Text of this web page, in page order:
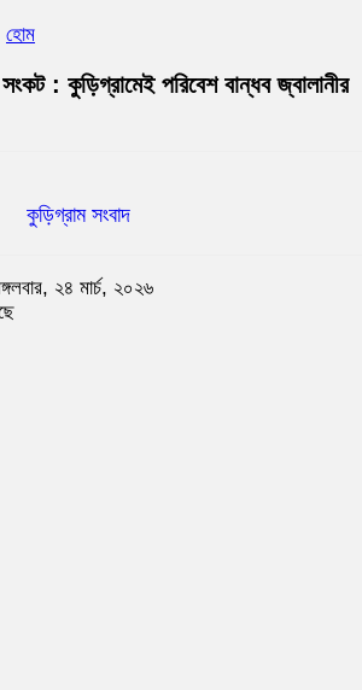
হোম
: কুড়িগ্রামেই পরিবেশ বান্ধব জ্বালানীর
কুড়িগ্রাম সংবাদ
২৪ মার্চ, ২০২৬